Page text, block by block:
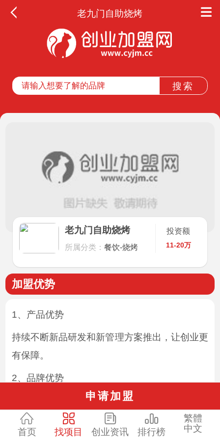
老九门自助烧烤
老九门自助烧烤
所属分类： 餐饮-烧烤
投资额
11-20万
加盟优势
1、产品优势
持续不断新品研发和新管理方案推出，让创业更
有保障。
2、品牌优势
选择老九门自助烧烤加盟，强大的品牌影响力会
为您带来更多的消费者，让您的加盟店更具竞争
力。
申请加盟
首页 找项目 创业资讯 排行榜
繁體
中文